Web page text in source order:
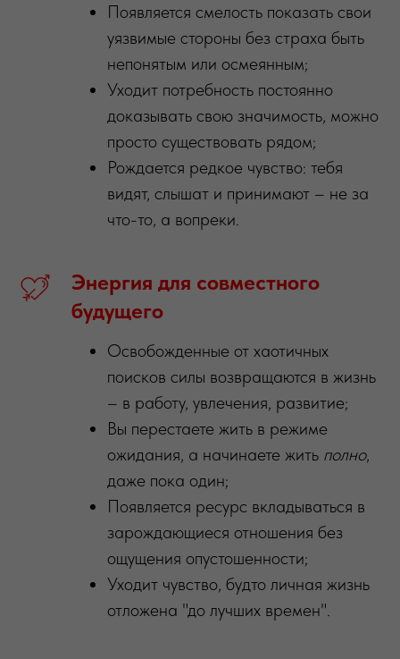
Появляется смелость показать свои
уязвимые стороны без страха быть
непонятым или осмеянным;
Уходит потребность постоянно
доказывать свою значимость, можно
просто существовать рядом;
Рождается редкое чувство: тебя
видят, слышат и принимают – не за
что-то, а вопреки.
Энергия для совместного
будущего
Освобожденные от хаотичных
поисков силы возвращаются в жизнь
– в работу, увлечения, развитие;
Вы перестаете жить в режиме
ожидания, а начинаете жить полно,
даже пока один;
Появляется ресурс вкладываться в
зарождающиеся отношения без
ощущения опустошенности;
Уходит чувство, будто личная жизнь
отложена "до лучших времен".